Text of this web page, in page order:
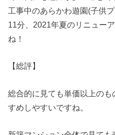
工事中のあらかわ遊園(子供
11分、2021年夏のリニュー
ね！
【総評】
総合的に見ても単価以上の
すめしやすいですね。